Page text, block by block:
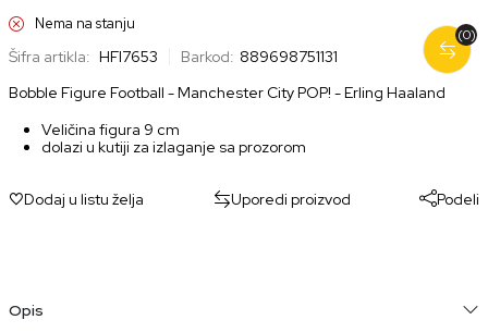
Nema na stanju
Šifra artikla: HFI7653 Barkod: 889698751131
Bobble Figure Football - Manchester City POP! - Erling Haaland
Veličina figura 9 cm
dolazi u kutiji za izlaganje sa prozorom
Dodaj u listu želja Uporedi proizvod Podeli
(0)
Opis